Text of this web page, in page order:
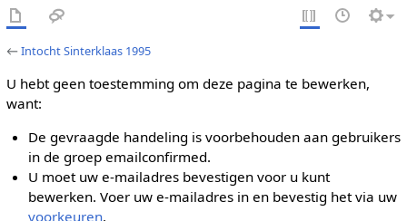
←Intocht Sinterklaas 1995
U hebt geen toestemming om deze pagina te bewerken,
want:
De gevraagde handeling is voorbehouden aan gebruikers
in de groep emailconfirmed.
U moet uw e-mailadres bevestigen voor u kunt
bewerken. Voer uw e-mailadres in en bevestig het via uw
voorkeuren.